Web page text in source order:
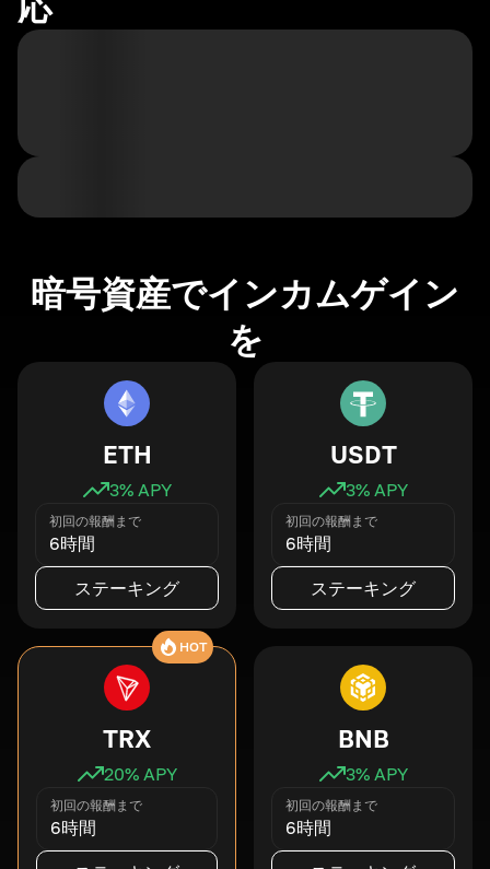
暗号資産でインカムゲイン
を
ETH
3% APY
初回の報酬まで
6時間
ステーキング
USDT
3% APY
初回の報酬まで
6時間
ステーキング
HOT
TRX
20% APY
初回の報酬まで
6時間
BNB
3% APY
初回の報酬まで
6時間